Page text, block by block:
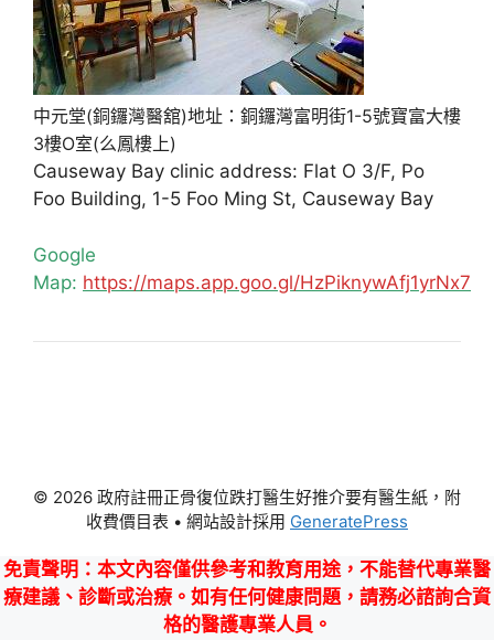
中元堂(銅鑼灣醫舘)地址：銅鑼灣富明街1-5號寶富大樓
3樓O室(么鳳樓上)
Causeway Bay clinic address: Flat O 3/F, Po
Foo Building, 1-5 Foo Ming St, Causeway Bay
Google
Map: https://maps.app.goo.gl/HzPiknywAfj1yrNx7
© 2026 政府註冊正骨復位跌打醫生好推介要有醫生紙，附
收費價目表 • 網站設計採用 GeneratePress
免責聲明 ：本文內容僅供參考和教育用途，不能替代專業醫
療建議、診斷或治療。如有任何健康問題，請務必諮詢合資
格的醫護專業人員。